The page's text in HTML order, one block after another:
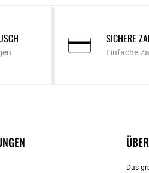
SICHERE
Einfache
Das